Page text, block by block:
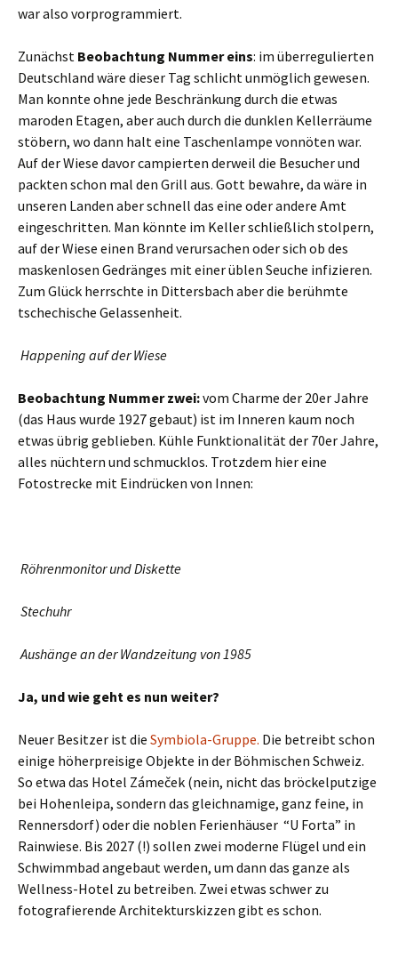
war also vorprogrammiert.
Zunächst Beobachtung Nummer eins: im überregulierten
Deutschland wäre dieser Tag schlicht unmöglich gewesen.
Man konnte ohne jede Beschränkung durch die etwas
maroden Etagen, aber auch durch die dunklen Kellerräume
stöbern, wo dann halt eine Taschenlampe vonnöten war.
Auf der Wiese davor campierten derweil die Besucher und
packten schon mal den Grill aus. Gott bewahre, da wäre in
unseren Landen aber schnell das eine oder andere Amt
eingeschritten. Man könnte im Keller schließlich stolpern,
auf der Wiese einen Brand verursachen oder sich ob des
maskenlosen Gedränges mit einer üblen Seuche infizieren.
Zum Glück herrschte in Dittersbach aber die berühmte
tschechische Gelassenheit.
Happening auf der Wiese
Beobachtung Nummer zwei:vom Charme der 20er Jahre
(das Haus wurde 1927 gebaut) ist im Inneren kaum noch
etwas übrig geblieben. Kühle Funktionalität der 70er Jahre,
alles nüchtern und schmucklos. Trotzdem hier eine
Fotostrecke mit Eindrücken von Innen:
Röhrenmonitor und Diskette
Stechuhr
Aushänge an der Wandzeitung von 1985
Ja, und wie geht es nun weiter?
Neuer Besitzer ist die Symbiola-Gruppe. Die betreibt schon
einige höherpreisige Objekte in der Böhmischen Schweiz.
So etwa das Hotel Zámeček (nein, nicht das bröckelputzige
bei Hohenleipa, sondern das gleichnamige, ganz feine, in
Rennersdorf) oder die noblen Ferienhäuser “U Forta” in
Rainwiese. Bis 2027 (!) sollen zwei moderne Flügel und ein
Schwimmbad angebaut werden, um dann das ganze als
Wellness-Hotel zu betreiben. Zwei etwas schwer zu
fotografierende Architekturskizzen gibt es schon.